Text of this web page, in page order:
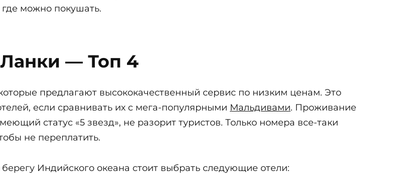
где можно покушать.
— Топ 4
предлагают высококачественный сервис по низким ценам. Это
если сравнивать их с мега-популярными Мальдивами. Проживание
статус «5 звезд», не разорит туристов. Только номера все-таки
не переплатить.
Индийского океана стоит выбрать следующие отели: